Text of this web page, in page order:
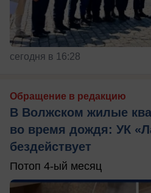
сегодня в 16:28
Обращение в редакцию
В Волжском жилые
во время дождя: УК
бездействует
Потоп 4-ый месяц